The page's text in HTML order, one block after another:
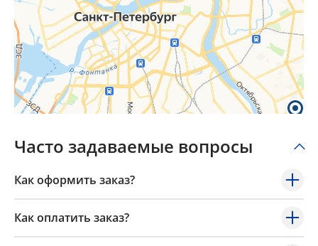
Часто задаваемые вопросы
Как оформить заказ?
Как оплатить заказ?